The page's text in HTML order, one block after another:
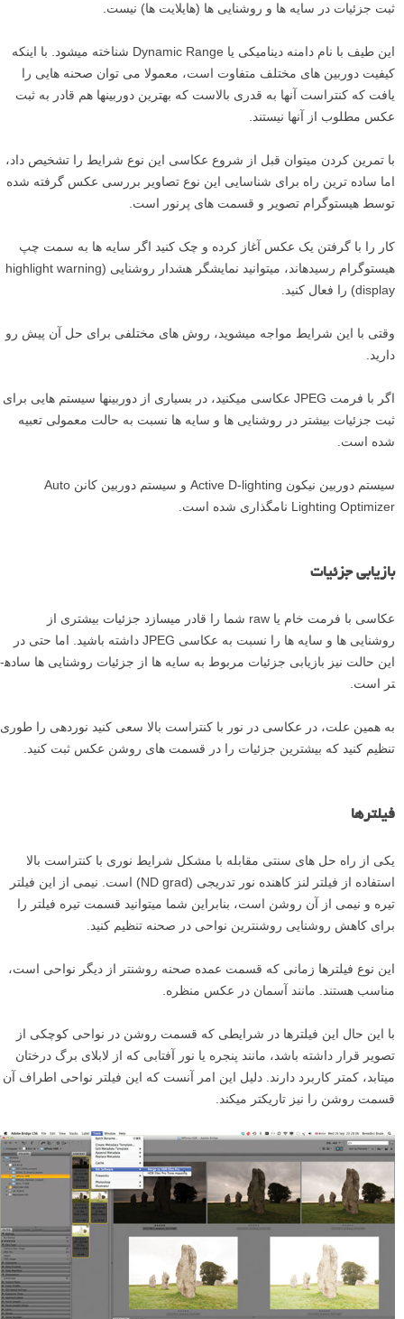
ثبت جزئیات در سایه ها و روشنایی ها (هایلایت ها) نیست.
این طیف با نام دامنه دینامیکی یا Dynamic Range شناخته می­شود. با اینکه
کیفیت دوربین ­های مختلف متفاوت است، معمولا می ­توان صحنه­ هایی را
یافت که کنتراست آن­ها به قدری بالاست که بهترین دوربین­ها هم قادر به ثبت
عکس مطلوب از آن­ها نیستند.
با تمرین کردن می­توان قبل از شروع عکاسی این نوع شرایط را تشخیص داد،
اما ساده ­ترین راه برای شناسایی این نوع تصاویر بررسی عکس گرفته شده
توسط هیستوگرام تصویر و قسمت­ های پرنور است.
کار را با گرفتن یک عکس آغاز کرده و چک کنید اگر سایه ­ها به سمت چپ
هیستوگرام رسیده­اند، می­توانید نمایشگر هشدار روشنایی (highlight warning
display) را فعال کنید.
وقتی با این شرایط مواجه می­شوید، روش­ های مختلفی برای حل آن پیش رو
دارید.
اگر با فرمت JPEG عکاسی می­کنید، در بسیاری از دوربین­ها سیستم­ هایی برای
ثبت جزئیات بیشتر در روشنایی ­ها و سایه­ ها نسبت به حالت معمولی تعبیه
شده است.
سیستم دوربین نیکون Active D-lighting و سیستم دوربین کانن Auto
Lighting Optimizer نامگذاری شده است.
بازیابی جزئیات
عکاسی با فرمت خام یا raw شما را قادر می­سازد جزئیات بیشتری از
روشنایی­ ها و سایه ­ها را نسبت به عکاسی JPEG داشته باشید. اما حتی در
این حالت نیز بازیابی جزئیات مربوط به سایه ­ها از جزئیات روشنایی ­ها ساده­
تر است.
به همین علت، در عکاسی در نور با کنتراست بالا سعی کنید نوردهی را طوری
تنظیم کنید که بیشترین جزئیات را در قسمت­ های روشن عکس ثبت کنید.
فیلترها
یکی از راه­ حل­ های سنتی مقابله با مشکل شرایط نوری با کنتراست بالا
استفاده از فیلتر لنز کاهنده نور تدریجی (ND grad) است. نیمی از این فیلتر
تیره و نیمی از آن روشن است، بنابراین شما می­توانید قسمت تیره­ فیلتر را
برای کاهش روشنایی روشن­ترین نواحی در صحنه تنظیم کنید.
این نوع فیلترها زمانی که قسمت عمده صحنه روشن­تر از دیگر نواحی است،
مناسب هستند. مانند آسمان در عکس منظره.
با این حال این فیلترها در شرایطی که قسمت روشن در نواحی کوچکی از
تصویر قرار داشته باشد، مانند پنجره یا نور آفتابی که از لابلای برگ درختان
می­تابد، کمتر کاربرد دارند. دلیل این امر آنست که این فیلتر نواحی اطراف آن
قسمت روشن را نیز تاریک­تر می­کند.